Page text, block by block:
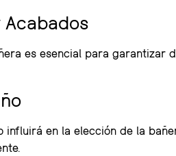
es esencial para
influirá en la elección de la